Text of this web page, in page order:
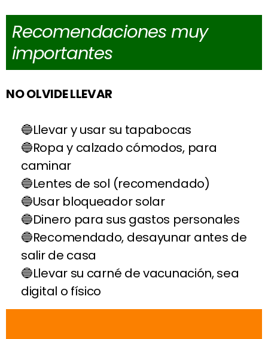
Recomendaciones muy
importantes
NO OLVIDE LLEVAR
Llevar y usar su tapabocas
Ropa y calzado cómodos, para
caminar
Lentes de sol (recomendado)
Usar bloqueador solar
Dinero para sus gastos personales
Recomendado, desayunar antes de
salir de casa
Llevar su carné de vacunación, sea
digital o físico